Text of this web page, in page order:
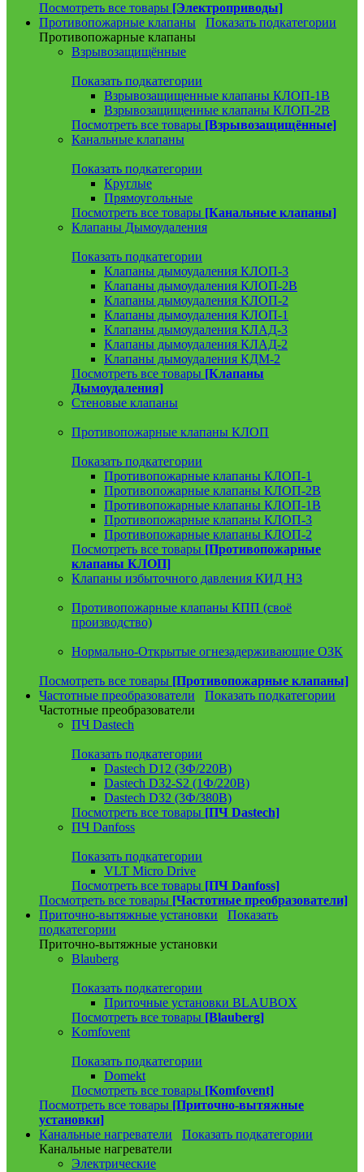
Посмотреть все товары [Электроприводы]
Противопожарные клапаны
Показать подкатегории
Противопожарные клапаны
Взрывозащищённые
Показать подкатегории
Взрывозащищенные клапаны КЛОП-1В
Взрывозащищенные клапаны КЛОП-2В
Посмотреть все товары [Взрывозащищённые]
Канальные клапаны
Показать подкатегории
Круглые
Прямоугольные
Посмотреть все товары [Канальные клапаны]
Клапаны Дымоудаления
Показать подкатегории
Клапаны дымоудаления КЛОП-3
Клапаны дымоудаления КЛОП-2В
Клапаны дымоудаления КЛОП-2
Клапаны дымоудаления КЛОП-1
Клапаны дымоудаления КЛАД-3
Клапаны дымоудаления КЛАД-2
Клапаны дымоудаления КДМ-2
Посмотреть все товары [Клапаны
Дымоудаления]
Стеновые клапаны
Противопожарные клапаны КЛОП
Показать подкатегории
Противопожарные клапаны КЛОП-1
Противопожарные клапаны КЛОП-2В
Противопожарные клапаны КЛОП-1В
Противопожарные клапаны КЛОП-3
Противопожарные клапаны КЛОП-2
Посмотреть все товары [Противопожарные
клапаны КЛОП]
Клапаны избыточного давления КИД НЗ
Противопожарные клапаны КПП (своё
производство)
Нормально-Открытые огнезадерживающие ОЗК
Посмотреть все товары [Противопожарные клапаны]
Частотные преобразователи
Показать подкатегории
Частотные преобразователи
ПЧ Dastech
Показать подкатегории
Dastech D12 (3Ф/220В)
Dastech D32-S2 (1Ф/220В)
Dastech D32 (3Ф/380В)
Посмотреть все товары [ПЧ Dastech]
ПЧ Danfoss
Показать подкатегории
VLT Micro Drive
Посмотреть все товары [ПЧ Danfoss]
Посмотреть все товары [Частотные преобразователи]
Приточно-вытяжные установки
Показать
подкатегории
Приточно-вытяжные установки
Blauberg
Показать подкатегории
Приточные установки BLAUBOX
Посмотреть все товары [Blauberg]
Komfovent
Показать подкатегории
Domekt
Посмотреть все товары [Komfovent]
Посмотреть все товары [Приточно-вытяжные
установки]
Канальные нагреватели
Показать подкатегории
Канальные нагреватели
Электрические